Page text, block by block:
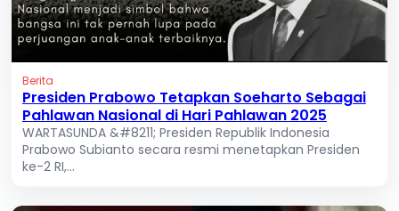
Berita
Presiden Prabowo Tetapkan Soeharto Sebagai
Pahlawan Nasional di Hari Pahlawan 2025
WARTASUNDA &#8211; Presiden Republik Indonesia
Prabowo Subianto secara resmi menetapkan Presiden
ke-2 RI,...